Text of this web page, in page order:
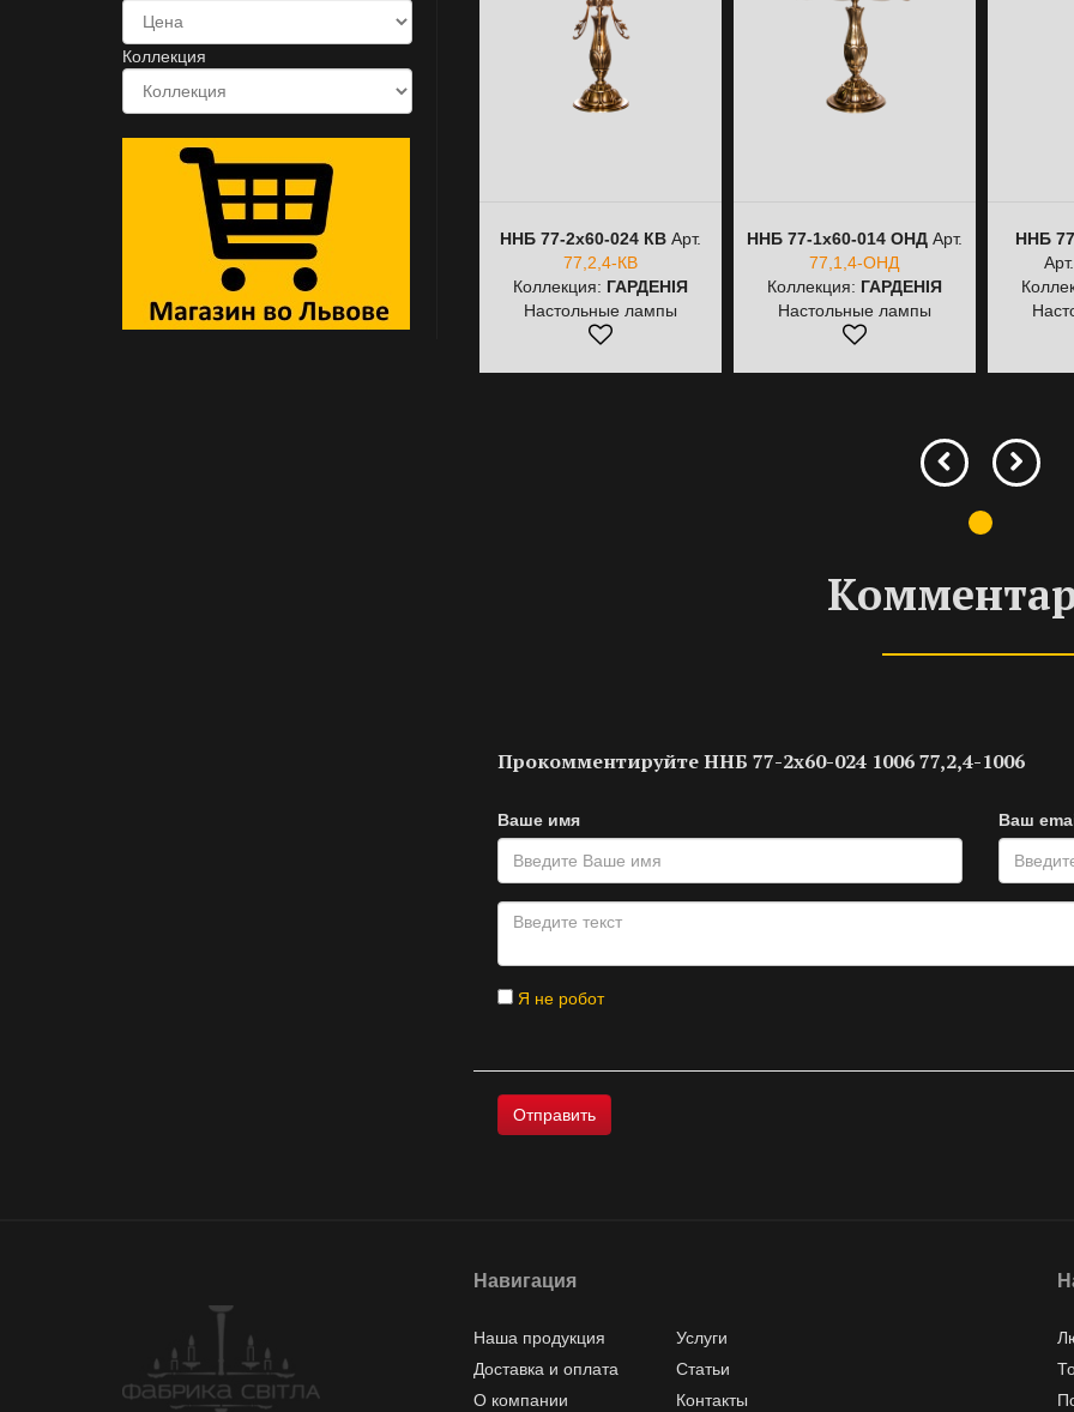
Коллекция
ННБ 77-2х60-024 КВАрт.
77,2,4-КВ
Коллекция: ГАРДЕНІЯ
Настольные лампы
ННБ 77-1х60-014 ОНДАрт.
77,1,4-ОНД
Коллекция: ГАРДЕНІЯ
Настольные лампы
ННБ
Арт.
Прокомментируйте ННБ 77-2х60-024 1006 77,2,4-1006
Ваше имя Ваш
Я не робот
Навигация
Наша продукция
Услуги
Доставка и оплата
Статьи
О компании
Контакты